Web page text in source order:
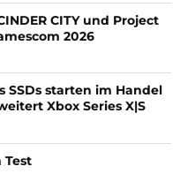
CITY und Project
2026
SSDs starten im Handel
Xbox Series X|S
Test